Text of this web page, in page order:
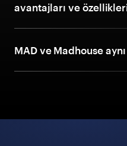
avantajları ve
MAD ve Madhouse